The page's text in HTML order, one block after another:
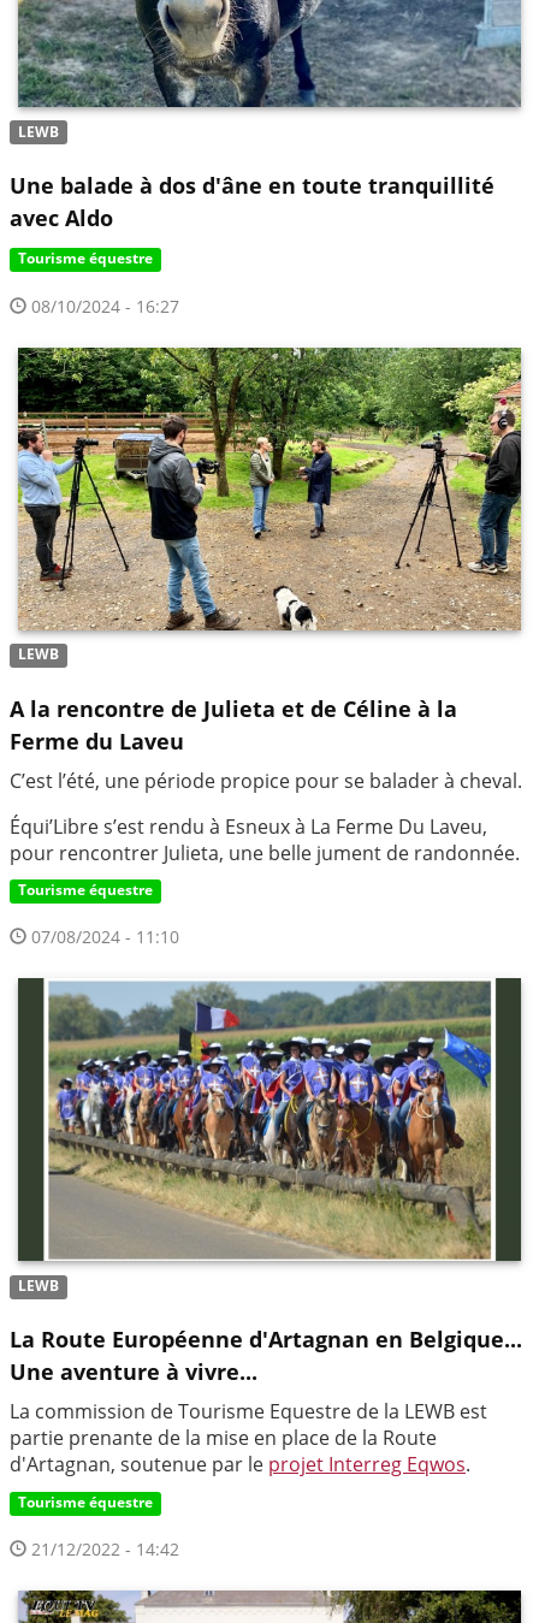
LEWB
Une balade à dos d'âne en toute tranquillité
avec Aldo
Tourisme équestre
08/10/2024 - 16:27
LEWB
A la rencontre de Julieta et de Céline à la
Ferme du Laveu
C’est l’été, une période propice pour se balader à cheval.
Équi’Libre s’est rendu à Esneux à La Ferme Du Laveu,
pour rencontrer Julieta, une belle jument de randonnée.
Tourisme équestre
07/08/2024 - 11:10
LEWB
La Route Européenne d'Artagnan en Belgique...
Une aventure à vivre...
La commission de Tourisme Equestre de la LEWB est
partie prenante de la mise en place de la Route
d'Artagnan, soutenue par le projet Interreg Eqwos.
Tourisme équestre
21/12/2022 - 14:42